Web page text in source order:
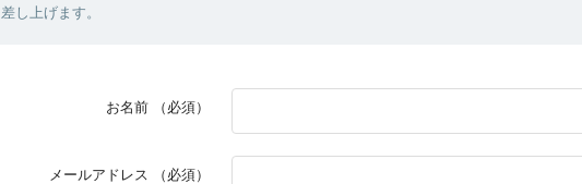
差し上げます。
お名前 （必須）
メールアドレス （必須）